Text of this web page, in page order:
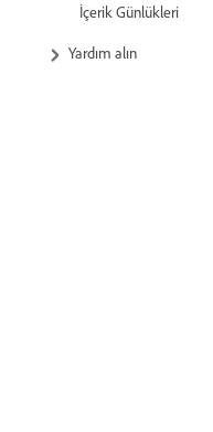
İçerik Günlükleri
Yardım alın